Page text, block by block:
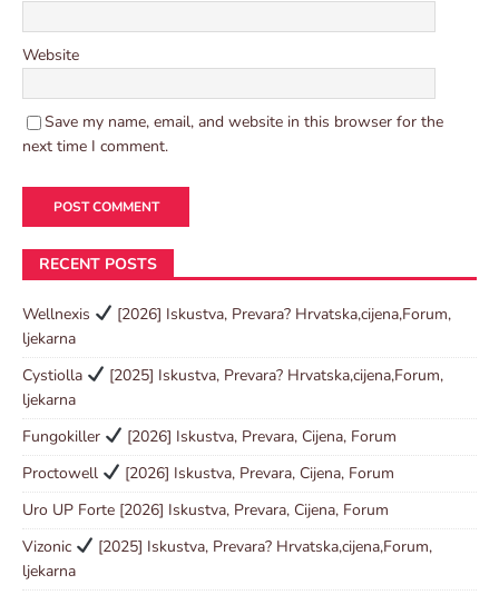
Website
Save my name, email, and website in this browser for the
next time I comment.
RECENT POSTS
Wellnexis
[2026] Iskustva, Prevara? Hrvatska,cijena,Forum,
ljekarna
Cystiolla
[2025] Iskustva, Prevara? Hrvatska,cijena,Forum,
ljekarna
Fungokiller
[2026] Iskustva, Prevara, Cijena, Forum
Proctowell
[2026] Iskustva, Prevara, Cijena, Forum
Uro UP Forte [2026] Iskustva, Prevara, Cijena, Forum
Vizonic
[2025] Iskustva, Prevara? Hrvatska,cijena,Forum,
ljekarna